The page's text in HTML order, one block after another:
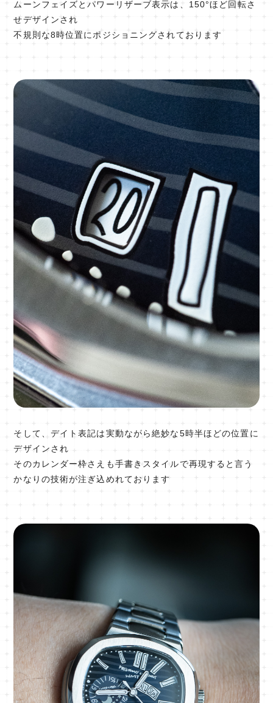
ムーンフェイズとパワーリザーブ表示は、150°ほど回転さ
せデザインされ
不規則な8時位置にポジショニングされております
そして、デイト表記は実動ながら絶妙な5時半ほどの位置に
デザインされ
そのカレンダー枠さえも手書きスタイルで再現すると言う
かなりの技術が注ぎ込めれております